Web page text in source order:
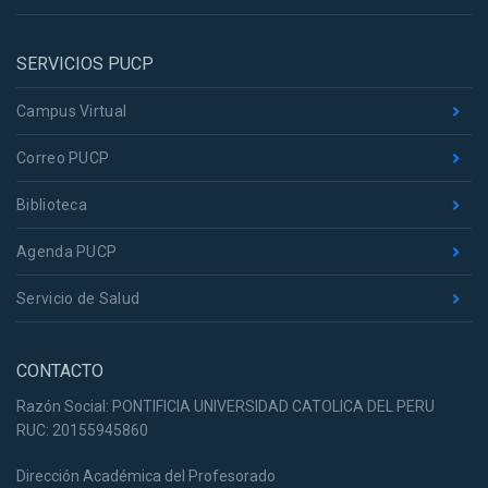
SERVICIOS PUCP
Campus Virtual
Correo PUCP
Biblioteca
Agenda PUCP
Servicio de Salud
CONTACTO
Razón Social: PONTIFICIA UNIVERSIDAD CATOLICA DEL PERU
RUC: 20155945860
Dirección Académica del Profesorado